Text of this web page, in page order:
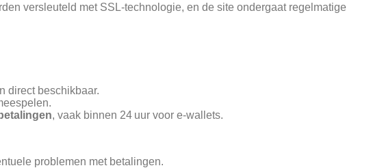
versleuteld met SSL‑technologie, en de site ondergaat regelmatige
direct beschikbaar.
, vaak binnen 24 uur voor e‑wallets.
problemen met betalingen.